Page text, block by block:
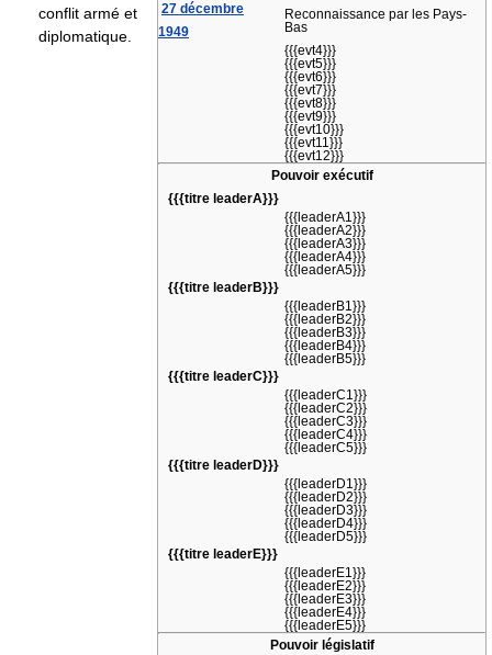
27 décembre
1949
Reconnaissance par les Pays-
Bas
{{{evt4}}}
{{{evt5}}}
{{{evt6}}}
{{{evt7}}}
{{{evt8}}}
{{{evt9}}}
{{{evt10}}}
{{{evt11}}}
{{{evt12}}}
Pouvoir exécutif
{{{titre leaderA}}}
{{{leaderA1}}}
{{{leaderA2}}}
{{{leaderA3}}}
{{{leaderA4}}}
{{{leaderA5}}}
{{{titre leaderB}}}
{{{leaderB1}}}
{{{leaderB2}}}
{{{leaderB3}}}
{{{leaderB4}}}
{{{leaderB5}}}
{{{titre leaderC}}}
{{{leaderC1}}}
{{{leaderC2}}}
{{{leaderC3}}}
{{{leaderC4}}}
{{{leaderC5}}}
{{{titre leaderD}}}
{{{leaderD1}}}
{{{leaderD2}}}
{{{leaderD3}}}
{{{leaderD4}}}
{{{leaderD5}}}
{{{titre leaderE}}}
{{{leaderE1}}}
{{{leaderE2}}}
{{{leaderE3}}}
{{{leaderE4}}}
{{{leaderE5}}}
Pouvoir législatif
conflit armé et
diplomatique.